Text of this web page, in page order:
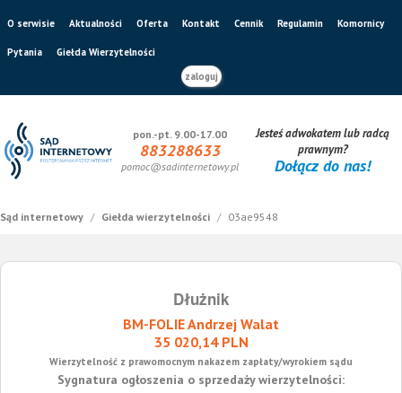
O serwisie Aktualności Oferta Kontakt Cennik Regulamin Komornicy
Pytania
Giełda Wierzytelności
zaloguj
pon.-pt. 9.00-17.00
883288633
pomoc@sadinternetowy.pl
Jesteś adwokatem lub radcą
prawnym?
Dołącz do nas!
Sąd internetowy / Giełda wierzytelności / 03ae9548
Dłużnik
BM-FOLIE Andrzej Walat
35 020,14 PLN
Wierzytelność z prawomocnym nakazem zapłaty/wyrokiem sądu
Sygnatura ogłoszenia o sprzedaży wierzytelności: